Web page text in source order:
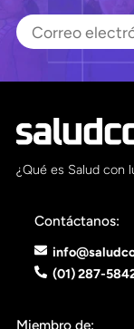
¿Qué es Salud con
Contáctanos:
(01) 287-
Miembro de: